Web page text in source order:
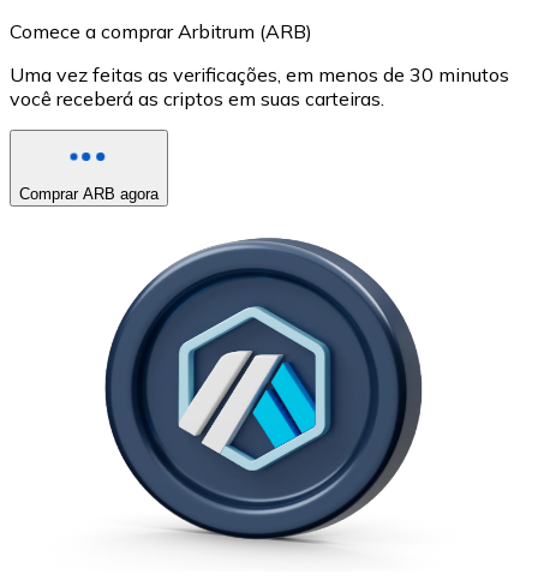
Comece a comprar Arbitrum (ARB)
Uma vez feitas as verificações, em menos de 30 minutos
você receberá as criptos em suas carteiras.
Comprar ARB agora